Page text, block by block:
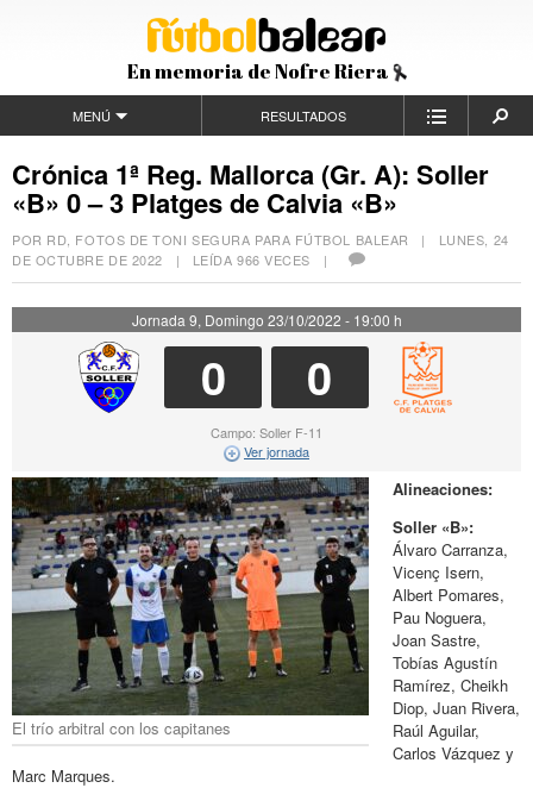
En memoria de Nofre Riera
MENÚ RESULTADOS
Crónica 1ª Reg. Mallorca (Gr. A): Soller
«B» 0 – 3 Platges de Calvia «B»
POR RD, FOTOS DE TONI SEGURA PARA FÚTBOL BALEAR | LUNES, 24
DE OCTUBRE DE 2022 | LEÍDA 966 VECES |
Jornada 9, Domingo 23/10/2022 - 19:00 h
0 0
Campo: Soller F-11
Ver jornada
El trío arbitral con los capitanes
Alineaciones:
Soller «B»:
Álvaro Carranza,
Vicenç Isern,
Albert Pomares,
Pau Noguera,
Joan Sastre,
Tobías Agustín
Ramírez, Cheikh
Diop, Juan Rivera,
Raúl Aguilar,
Carlos Vázquez y
Marc Marques.